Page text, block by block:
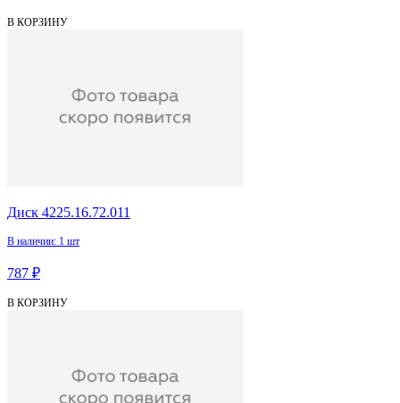
В КОРЗИНУ
Диск 4225.16.72.011
В наличии: 1 шт
787 ₽
В КОРЗИНУ